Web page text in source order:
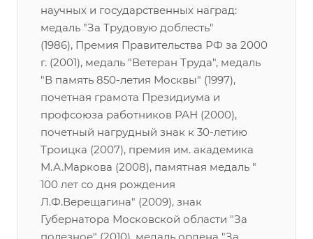
научных и государственных наград:
медаль "За Трудовую доблесть"
(1986), Премия Правительства РФ за 2000
г. (2001), медаль "Ветеран Труда", медаль
"В память 850-летия Москвы" (1997),
почетная грамота Президиума и
профсоюза работников РАН (2000),
почетный нагрудный знак к 30-летию
Троицка (2007), премия им. академика
М.А.Маркова (2008), памятная медаль "
100 лет со дня рождения
Л.Ф.Верещагина" (2009), знак
Губернатора Московской области "За